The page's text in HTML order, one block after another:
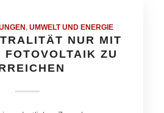
, UMWELT UND ENERGIE
NUR MIT
FOTOVOLTAIK ZU